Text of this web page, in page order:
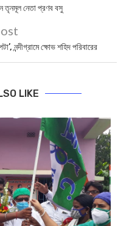
তৃনমূল নেতা প্রণব বসু
নন্দীগ্রামে ক্ষোভ শহিদ পরিবারের
LIKE